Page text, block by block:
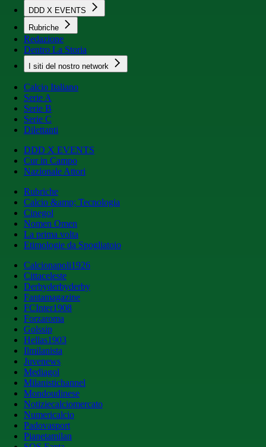
DDD X EVENTS
Rubriche
Redazione
Dentro La Storia
I siti del nostro network
Calcio Italiano
Serie A
Serie B
Serie C
Dilettanti
DDD X EVENTS
Cur in Campo
Nazionale Attori
Rubriche
Calcio &amp; Tecnologia
Cinegol
Nomen Omen
La prima volta
Etimologie da Spogliatoio
Calcionapoli1926
Cittaceleste
Derbyderbyderby
Fantamagazine
FCInter1908
Forzaroma
Golssip
Hellas1903
Ilmilanista
Juvenews
Mediagol
Milanistichannel
Mondoudinese
Notiziecalciomercato
Numericalcio
Padovasport
Pianetamilan